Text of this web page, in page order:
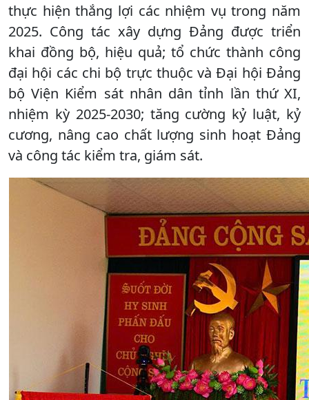
thực hiện thắng lợi các nhiệm vụ trong năm
2025. Công tác xây dựng Đảng được triển
khai đồng bộ, hiệu quả; tổ chức thành công
đại hội các chi bộ trực thuộc và Đại hội Đảng
bộ Viện Kiểm sát nhân dân tỉnh lần thứ XI,
nhiệm kỳ 2025-2030; tăng cường kỷ luật, kỷ
cương, nâng cao chất lượng sinh hoạt Đảng
và công tác kiểm tra, giám sát.